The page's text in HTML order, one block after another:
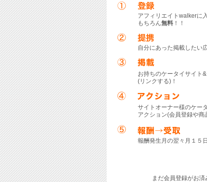
アフィリエイトwalkerに
もちろん無料 ！！
自分にあった掲載したい
お持ちのケータイサイト
(リンクする)！
サイトオーナー様のケー
アクション(会員登録や商
報酬発生月の翌々月１５
まだ会員登録がお済